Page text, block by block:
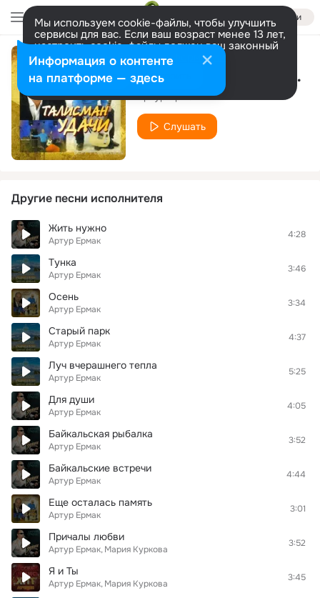
Войти
Мы используем cookie-файлы, чтобы улучшить
сервисы для вас. Если ваш возраст менее 13 лет,
настроить cookie-файлы должен ваш законный
представитель. Больше информации
Разрешить все Настроить Луч вчерашнего тепла
Артур Ермак
Слушать
Другие песни исполнителя
Жить нужно
Артур Ермак
4:28
Тунка
Артур Ермак
3:46
Осень
Артур Ермак
3:34
Старый парк
Артур Ермак
4:37
Луч вчерашнего тепла
Артур Ермак
5:25
Для души
Артур Ермак
4:05
Байкальская рыбалка
Артур Ермак
3:52
Байкальские встречи
Артур Ермак
4:44
Еще осталась память
Артур Ермак
3:01
Причалы любви
Артур Ермак Мария Куркова
3:52
Я и Ты
Артур Ермак Мария Куркова
3:45
Информация о контенте
на платформе — здесь